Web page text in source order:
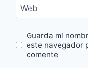
Web
Guarda mi
este navegador
comente.